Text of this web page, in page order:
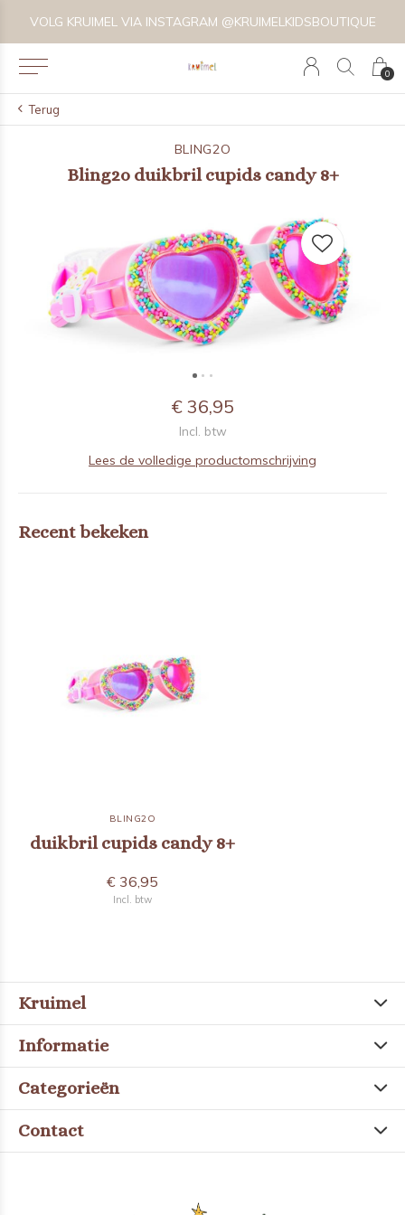
0
VOLG KRUIMEL VIA INSTAGRAM @KRUIMELKIDSBOUTIQUE
Terug
BLING2O
Bling2o duikbril cupids candy 8+
€ 36,95
Incl. btw
Lees de volledige productomschrijving
Recent bekeken
BLING2O
duikbril cupids candy 8+
€ 36,95
Incl. btw
Kruimel
Informatie
Categorieën
Contact